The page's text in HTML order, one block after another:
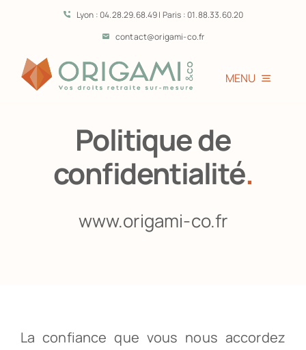
contenu
Lyon : 04.28.29.68.49 | Paris : 01.88.33.60.20
contact@origami-co.fr
MENU
L’équipe
Partenaires
Politique de
confidentialité.
www.origami-co.fr
La confiance que vous nous accordez